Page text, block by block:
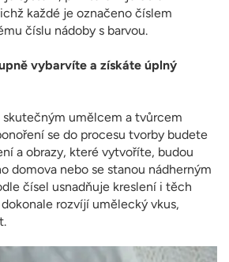
každé je označeno číslem
číslu nádoby s barvou.
vybarvíte a získáte úplný
umělcem a tvůrcem
se do procesu tvorby budete
a obrazy, které vytvoříte, budou
domova nebo se stanou nádherným
čísel usnadňuje kreslení i těch
rozvíjí umělecký vkus,